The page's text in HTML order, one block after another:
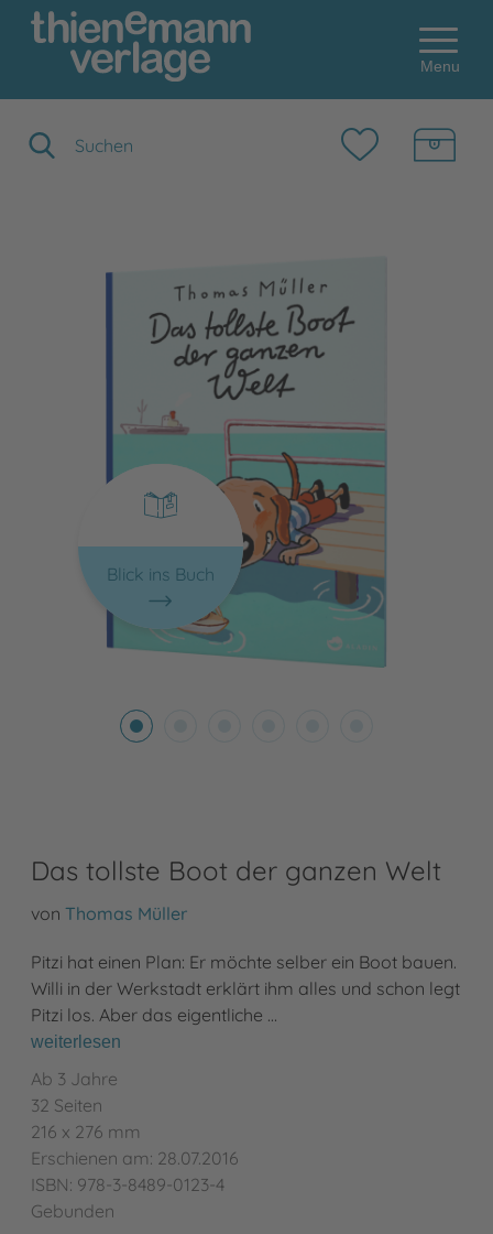
Menu
Blick ins Buch
Das tollste Boot der ganzen Welt
von Thomas Müller
Pitzi hat einen Plan: Er möchte selber ein Boot bauen.
Willi in der Werkstadt erklärt ihm alles und schon legt
Pitzi los. Aber das eigentliche …
weiterlesen
Ab 3 Jahre
32 Seiten
216 x 276 mm
Erschienen am: 28.07.2016
ISBN: 978-3-8489-0123-4
Gebunden